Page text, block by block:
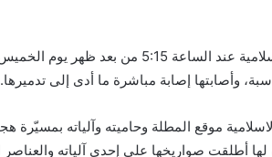
وأصابتها إصابة مباشرة ما أدى إلى تدميرها.‏